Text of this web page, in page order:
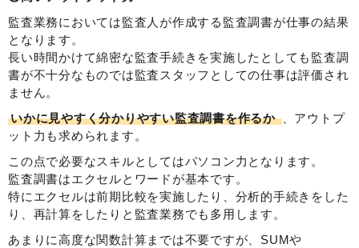
監査業務においては監査人が作成する監査調書が仕事の結果
となります。
長い時間かけて綿密な監査手続きを実施したとしても監査調
書が不十分なものでは監査スタッフとしての仕事は評価され
ません。
いかに見やすく分かりやすい監査調書を作るか、アウトプ
ット力も求められます。
この点で必要なスキルとしてはパソコン力となります。
監査調書はエクセルとワードが基本です。
特にエクセルは前期比較を実施したり、分析的手続きをした
り、再計算をしたりと監査業務でも多用します。
あまりに高度な関数計算までは不要ですが、SUMや